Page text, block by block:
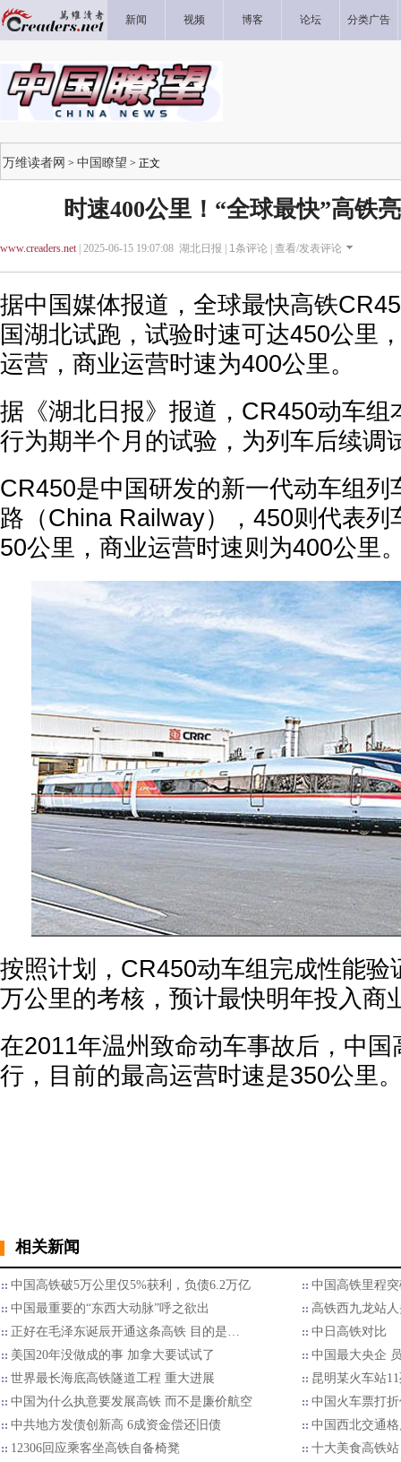
新闻 视频 博客 论坛 分类广告
万维读者网 > 中国瞭望 > 正文
时速400公里！“全球最快”高铁
www.creaders.net| 2025-06-15 19:07:08 湖北日报 | 1条评论 | 查看/发表评论
据中国媒体报道，全球最快高铁
国湖北试跑，试验时速可达450公里
运营，商业运营时速为400公里。
据《湖北日报》报道，CR450动车组
行为期半个月的试验，为列车后续调
CR450是中国研发的新一代动车组列
路（China Railway），450则代表列
50公里，商业运营时速则为400公里
按照计划，CR450动车组完成性能验
万公里的考核，预计最快明年投入商
在2011年温州致命动车事故后，中
行，目前的最高运营时速是350公里
相关新闻
中国高铁破5万公里仅5%获利，负债6.2万亿
中国高铁里程
中国最重要的“东西大动脉”呼之欲出
高铁西九龙站
正好在毛泽东诞辰开通这条高铁 目的是…
中日高铁对比
美国20年没做成的事 加拿大要试试了
中国最大央企
世界最长海底高铁隧道工程 重大进展
昆明某火车站
中国为什么执意要发展高铁 而不是廉价航空
中国火车票打
中共地方发债创新高 6成资金偿还旧债
中国西北交通
12306回应乘客坐高铁自备椅凳
十大美食高铁